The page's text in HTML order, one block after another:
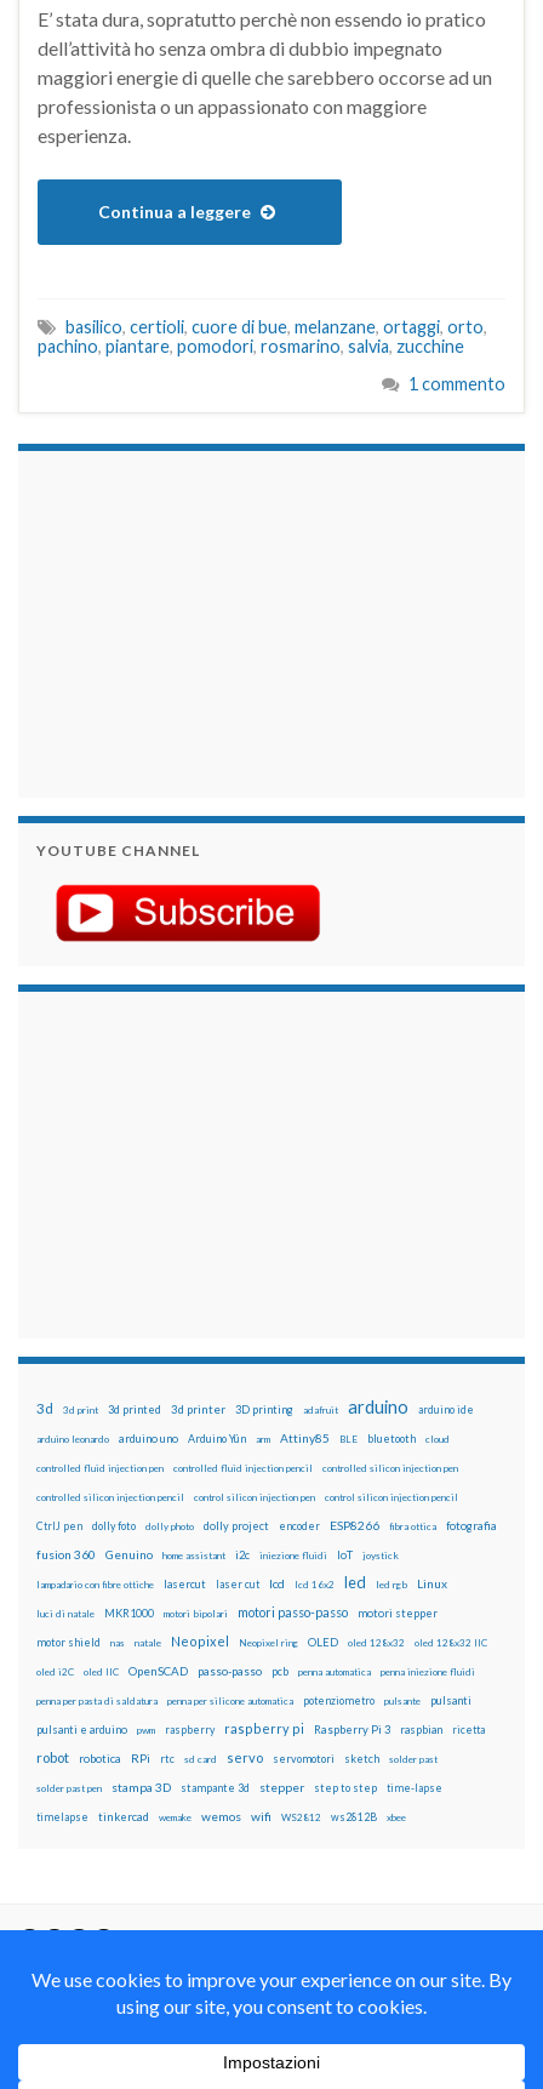
E’ stata dura, sopratutto perchè non essendo io pratico
dell’attività ho senza ombra di dubbio impegnato
maggiori energie di quelle che sarebbero occorse ad un
professionista o un appassionato con maggiore
esperienza.
Continua a leggere
basilico, certioli, cuore di bue, melanzane, ortaggi, orto,
pachino, piantare, pomodori, rosmarino, salvia, zucchine
1 commento
YOUTUBE CHANNEL
3d 3d print 3d printed 3d printer 3D printing adafruit arduino arduino ide
arduino leonardo arduino uno Arduino Yún arm Attiny85 BLE bluetooth cloud
controlled fluid injection pen controlled fluid injection pencil controlled silicon injection pen
controlled silicon injection pencil control silicon injection pen control silicon injection pencil
CtrlJ pen dolly foto dolly photo dolly project encoder ESP8266 fibra ottica fotografia
fusion 360 Genuino home assistant i2c iniezione fluidi IoT joystick
lampadario con fibre ottiche lasercut laser cut lcd lcd 16x2 led led rgb Linux
luci di natale MKR1000 motori bipolari motori passo-passo motori stepper
motor shield nas natale Neopixel Neopixel ring OLED oled 128x32 oled 128x32 IIC
oled i2C oled IIC OpenSCAD passo-passo pcb penna automatica penna iniezione fluidi
penna per pasta di saldatura penna per silicone automatica potenziometro pulsante pulsanti
pulsanti e arduino pwm raspberry raspberry pi Raspberry Pi 3 raspbian ricetta
robot robotica RPi rtc sd card servo servomotori sketch solder past
solder past pen stampa 3D stampante 3d stepper step to step time-lapse
timelapse tinkercad wemake wemos wifi WS2812 ws2812B xbee
con Licenza
Creative Commons Attribution Non commercial Share
Alike 4.0 International